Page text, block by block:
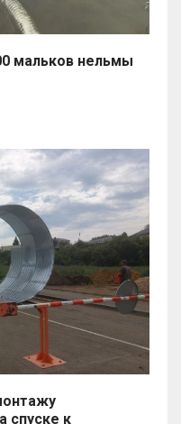
мальков нельмы
спуске к